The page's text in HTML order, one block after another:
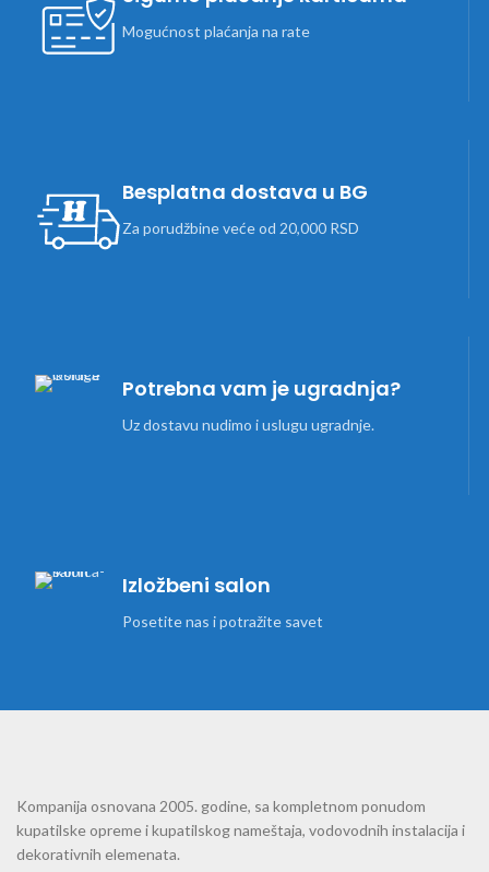
Mogućnost plaćanja na rate
Besplatna dostava u BG
Za porudžbine veće od 20,000 RSD
Potrebna vam je ugradnja?
Uz dostavu nudimo i uslugu ugradnje.
Izložbeni salon
Posetite nas i potražite savet
Kompanija osnovana 2005. godine, sa kompletnom ponudom
kupatilske opreme i kupatilskog nameštaja, vodovodnih instalacija i
dekorativnih elemenata.